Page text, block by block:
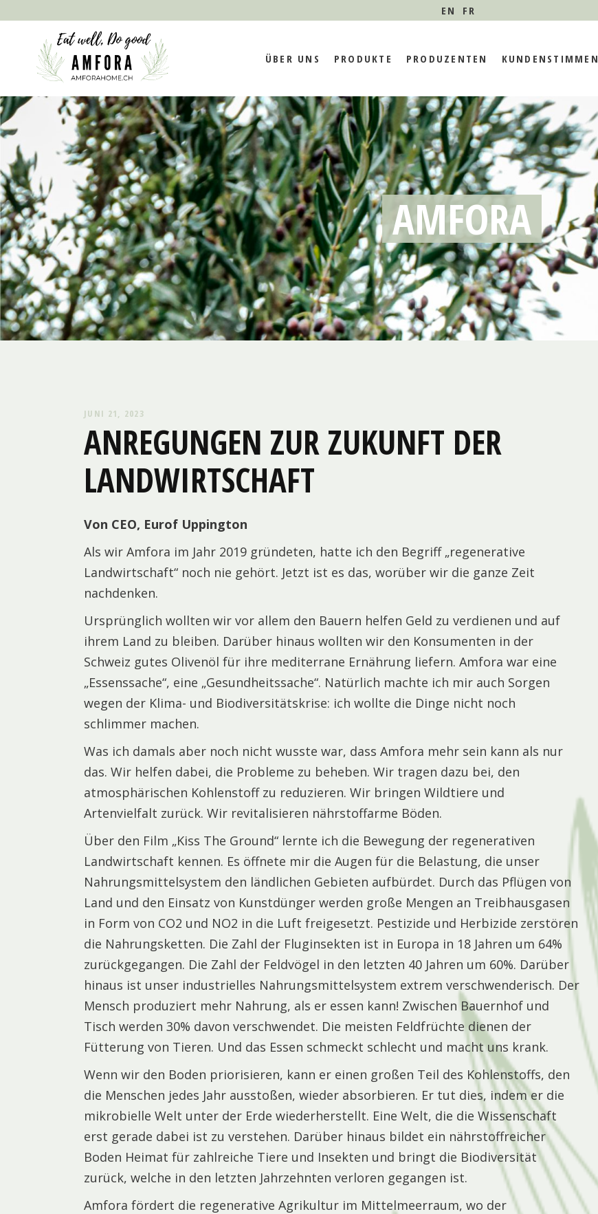
EN FR
ÜBER UNS
MISSION UND VISION
IMPACT UND
NACHHALTIGKEIT
TEAM
PRODUKTE
PROBIERE UNSERE
EXTRA VERGINE
OLIVENÖLE
PRODUZENTEN
LERNE UNSERE BAUERN
KENNEN
WAS UNSERE BAUERN
ÜBER AMFORA SAGEN
KUNDENSTIMMEN
IMPACT UND
TEAM
EXTRA VERGINEKENNEN
ÜBER AMFORA SAGEN
AMFORA
JUNI 21, 2023
ANREGUNGEN ZUR ZUKUNFT DER
LANDWIRTSCHAFT
Von CEO, Eurof Uppington
Als wir Amfora im Jahr 2019 gründeten, hatte ich den Begriff „regenerative
Landwirtschaft“ noch nie gehört. Jetzt ist es das, worüber wir die ganze Zeit
nachdenken.
Ursprünglich wollten wir vor allem den Bauern helfen Geld zu verdienen und auf
ihrem Land zu bleiben. Darüber hinaus wollten wir den Konsumenten in der
Schweiz gutes Olivenöl für ihre mediterrane Ernährung liefern. Amfora war eine
„Essenssache“, eine „Gesundheitssache“. Natürlich machte ich mir auch Sorgen
wegen der Klima- und Biodiversitätskrise: ich wollte die Dinge nicht noch
schlimmer machen.
Was ich damals aber noch nicht wusste war, dass Amfora mehr sein kann als nur
das. Wir helfen dabei, die Probleme zu beheben. Wir tragen dazu bei, den
atmosphärischen Kohlenstoff zu reduzieren. Wir bringen Wildtiere und
Artenvielfalt zurück. Wir revitalisieren nährstoffarme Böden.
Über den Film „Kiss The Ground“ lernte ich die Bewegung der regenerativen
Landwirtschaft kennen. Es öffnete mir die Augen für die Belastung, die unser
Nahrungsmittelsystem den ländlichen Gebieten aufbürdet. Durch das Pflügen von
Land und den Einsatz von Kunstdünger werden große Mengen an Treibhausgasen
in Form von CO2 und NO2 in die Luft freigesetzt. Pestizide und Herbizide zerstören
die Nahrungsketten. Die Zahl der Fluginsekten ist in Europa in 18 Jahren um 64%
zurückgegangen. Die Zahl der Feldvögel in den letzten 40 Jahren um 60%. Darüber
hinaus ist unser industrielles Nahrungsmittelsystem extrem verschwenderisch. Der
Mensch produziert mehr Nahrung, als er essen kann! Zwischen Bauernhof und
Tisch werden 30% davon verschwendet. Die meisten Feldfrüchte dienen der
Fütterung von Tieren. Und das Essen schmeckt schlecht und macht uns krank.
Wenn wir den Boden priorisieren, kann er einen großen Teil des Kohlenstoffs, den
die Menschen jedes Jahr ausstoßen, wieder absorbieren. Er tut dies, indem er die
mikrobielle Welt unter der Erde wiederherstellt. Eine Welt, die die Wissenschaft
erst gerade dabei ist zu verstehen. Darüber hinaus bildet ein nährstoffreicher
Boden Heimat für zahlreiche Tiere und Insekten und bringt die Biodiversität
zurück, welche in den letzten Jahrzehnten verloren gegangen ist.
Amfora fördert die regenerative Agrikultur im Mittelmeerraum, wo der